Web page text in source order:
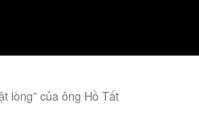
lòng” của ông Hồ Tất